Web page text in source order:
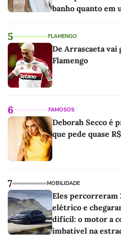
banho quanto em
5 FLAMENGO
De Arrascaeta vai
Flamengo
6 FAMOSOS
Deborah Secco é
que pede quase
7 MOBILIDADE
Eles percorreram
elétrico e
difícil: o motor a
imbatível na